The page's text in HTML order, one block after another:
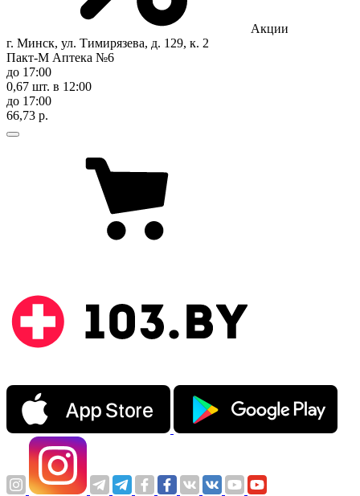
Акции
г. Минск, ул. Тимирязева, д. 129, к. 2
Пакт-М Аптека №6
до 17:00
0,67 шт. в 12:00
до 17:00
66,73 р.